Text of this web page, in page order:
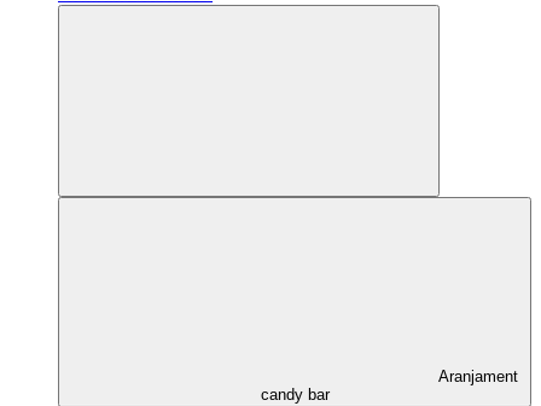
Aranjament
candy bar